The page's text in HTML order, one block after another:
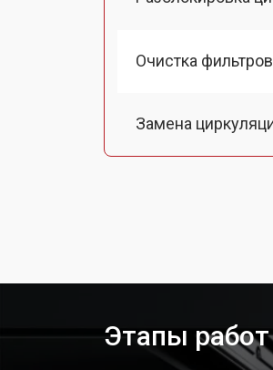
Очистка фильтров
Замена
Замена улитки
Этапы работ